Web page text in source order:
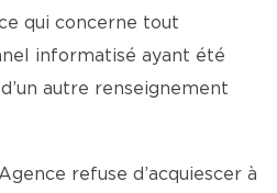
qui concerne tout
informatisé ayant été
autre renseignement
refuse d’acquiescer à